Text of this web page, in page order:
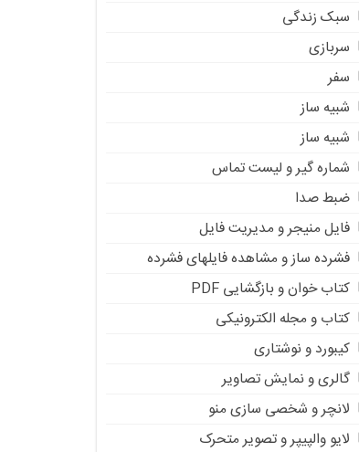
سبک زندگی
سربازی
سفر
شبیه ساز
شبیه ساز
شماره گیر و لیست تماس
ضبط صدا
فایل منیجر و مدیریت فایل
فشرده ساز و مشاهده فایلهای فشرده
کتاب خوان و بازگشایی PDF
کتاب و مجله الکترونیکی
کیبورد و نوشتاری
گالری و نمایش تصاویر
لانچر و شخصی سازی منو
لایو والپیپر و تصویر متحرک